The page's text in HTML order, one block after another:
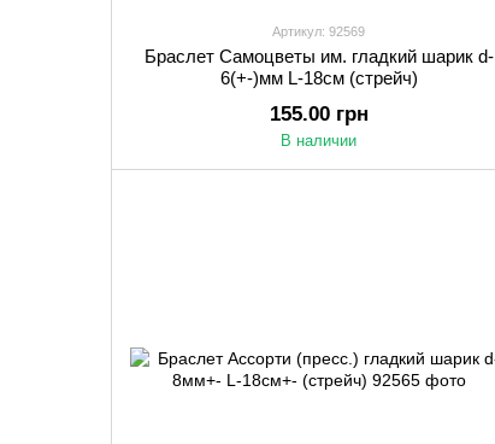
Артикул: 92569
Браслет Самоцветы им. гладкий шарик d-
6(+-)мм L-18см (стрейч)
155.00 грн
В наличии